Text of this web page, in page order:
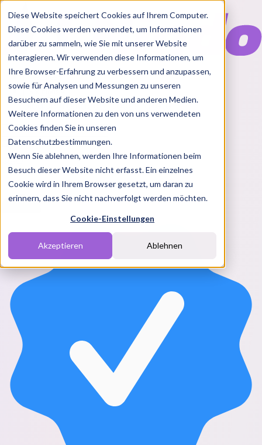
Diese Website speichert Cookies auf Ihrem Computer.
Diese Cookies werden verwendet, um Informationen
darüber zu sammeln, wie Sie mit unserer Website
interagieren. Wir verwenden diese Informationen, um
Ihre Browser-Erfahrung zu verbessern und anzupassen,
sowie für Analysen und Messungen zu unseren
Besuchern auf dieser Website und anderen Medien.
Weitere Informationen zu den von uns verwendeten
Cookies finden Sie in unseren
Datenschutzbestimmungen.
Wenn Sie ablehnen, werden Ihre Informationen beim
Besuch dieser Website nicht erfasst. Ein einzelnes
Cookie wird in Ihrem Browser gesetzt, um daran zu
erinnern, dass Sie nicht nachverfolgt werden möchten.
Cookie-Einstellungen
Akzeptieren Ablehnen
Features
Solutions
BlogChartsRabatt CodesPakete
Login